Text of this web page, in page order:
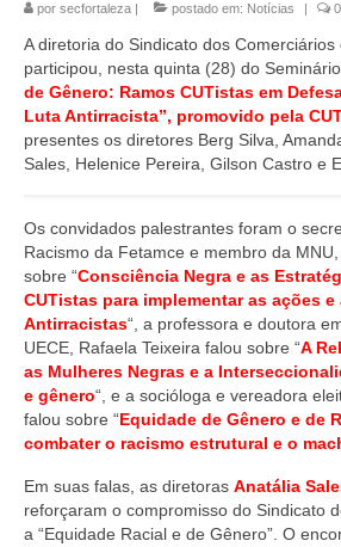
por secfortaleza | postado em: Notícias | 0
A diretoria do Sindicato dos
participou, nesta quinta (28) do Seminário
de Gênero: Ramos CUTistas em
Luta Antirracista”, promovido pela
presentes os diretores Berg Silva,
Sales, Helenice Pereira, Gilson Castro e
Os convidados palestrantes foram o
Racismo da Fetamce e membro da
sobre “Consciência Negra e as
CUTistas para implementar as ações
Antirracistas“, a professora e doutora
UECE, Rafaela Teixeira falou sobre “A
as Mulheres Negras e a
e gênero“, e a socióloga e vereadora
falou sobre “Equidade de Gênero e de
combater o racismo estrutural e o
Em suas falas, as diretoras Anatália
reforçaram o compromisso do Sindicato
a “Equidade Racial e de Gênero”. O